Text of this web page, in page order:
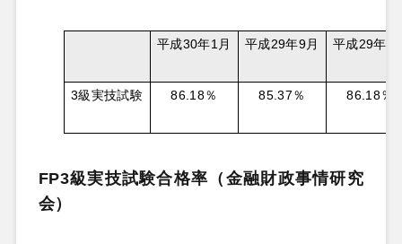
平成30年1 月 平成29年9月 平成29年
3級実技試験 86.18％ 85.37％ 86.18％
FP3級実技試験合格率（金融財政事情研究
会）